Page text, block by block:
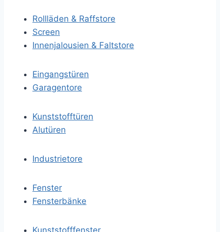
Rollläden & Raffstore
Screen
Innenjalousien & Faltstore
Eingangstüren
Garagentore
Kunststofftüren
Alutüren
Industrietore
Fenster
Fensterbänke
Kunststofffenster